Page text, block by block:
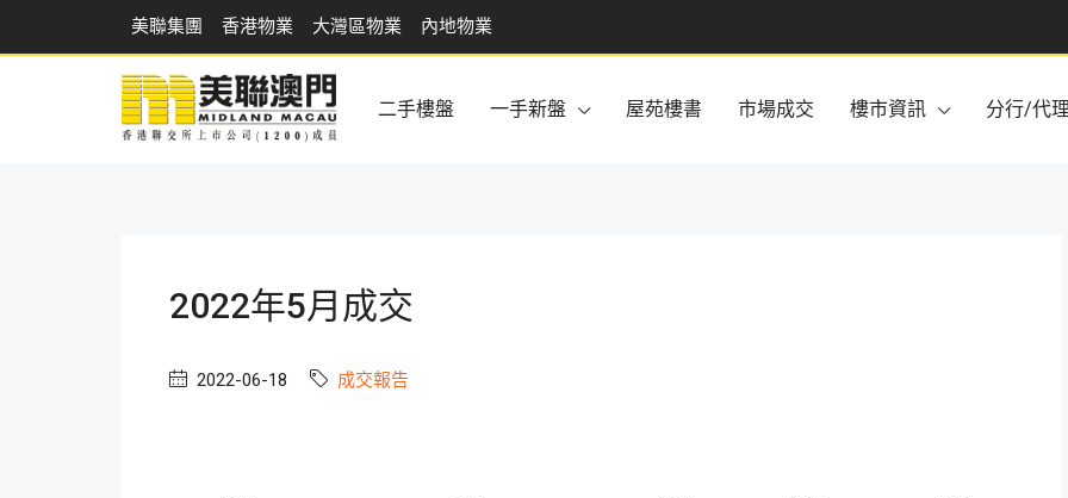
美聯集團 香港物業 大灣區物業 內地物業
二手樓盤 一手新盤 屋苑樓書 市場成交 樓市資訊 分行/代
2022年5月成交
2022-06-18 成交報告